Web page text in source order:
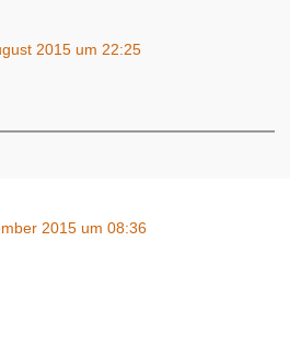
2015 um 22:25
2015 um 08:36